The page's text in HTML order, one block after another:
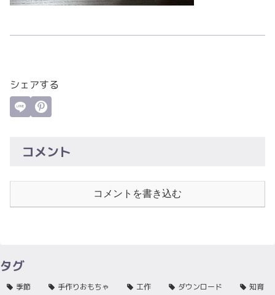
シェアする
コメント
コメントを書き込む
タグ
季節 手作りおもちゃ 工作 ダウンロード
知育